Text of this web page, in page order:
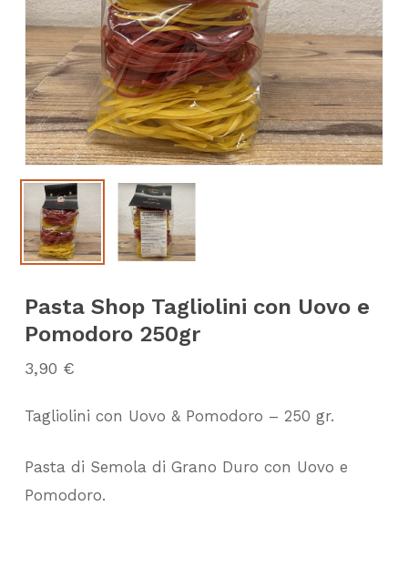
Pasta Shop Tagliolini con Uovo e
Pomodoro 250gr
3,90 €
Tagliolini con Uovo & Pomodoro – 250 gr.
Pasta di Semola di Grano Duro con Uovo e
Pomodoro.